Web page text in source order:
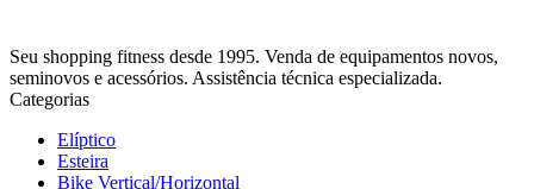
Seu shopping fitness desde 1995. Venda de equipamentos novos,
seminovos e acessórios. Assistência técnica especializada.
Categorias
Elíptico
Esteira
Bike Vertical/Horizontal